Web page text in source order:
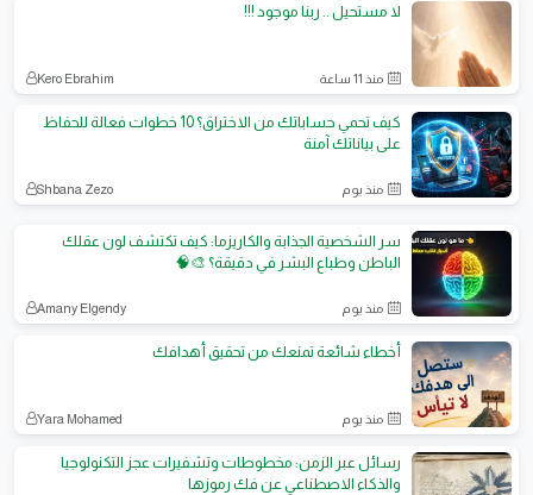
لا مستحيل .. ربنا موجود !!!
منذ 11 ساعة Kero Ebrahim
كيف تحمي حساباتك من الاختراق؟ 10 خطوات فعالة للحفاظ
على بياناتك آمنة
منذ يوم Shbana Zezo
سر الشخصية الجذابة والكاريزما: كيف تكتشف لون عقلك
الباطن وطباع البشر في دقيقة؟ 🎨🧠
منذ يوم Amany Elgendy
أخطاء شائعة تمنعك من تحقيق أهدافك
منذ يوم Yara Mohamed
رسائل عبر الزمن: مخطوطات وتشفيرات عجز التكنولوجيا
والذكاء الاصطناعي عن فك رموزها